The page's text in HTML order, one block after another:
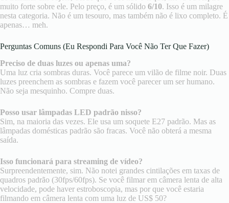
muito forte sobre ele. Pelo preço, é um sólido 6/10. Isso é um milagre
nesta categoria. Não é um tesouro, mas também não é lixo completo. É
apenas… meh.
Perguntas Comuns (Eu Respondi Para Você Não Ter Que Fazer)
Preciso de duas luzes ou apenas uma?
Uma luz cria sombras duras. Você parece um vilão de filme noir. Duas
luzes preenchem as sombras e fazem você parecer um ser humano.
Não seja mesquinho. Compre duas.
Posso usar lâmpadas LED padrão nisso?
Sim, na maioria das vezes. Ele usa um soquete E27 padrão. Mas as
lâmpadas domésticas padrão são fracas. Você não obterá a mesma
saída.
Isso funcionará para streaming de vídeo?
Surpreendentemente, sim. Não notei grandes cintilações em taxas de
quadros padrão (30fps/60fps). Se você filmar em câmera lenta de alta
velocidade, pode haver estroboscopia, mas por que você estaria
filmando em câmera lenta com uma luz de US$ 50?